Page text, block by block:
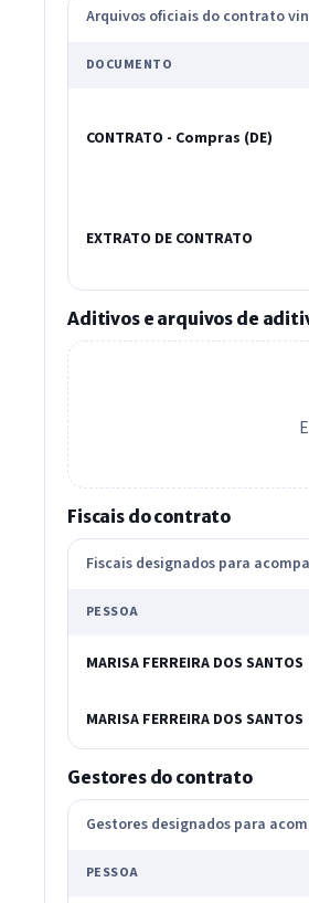
Arquivos oficiais do contrato
DOCUMENTO
CONTRATO - Compras (DE)
EXTRATO DE CONTRATO
Aditivos e arquivos de
Fiscais do contrato
Fiscais designados para
PESSOA
MARISA FERREIRA DOS SANTOS
MARISA FERREIRA DOS SANTOS
Gestores do contrato
Gestores designados para
PESSOA